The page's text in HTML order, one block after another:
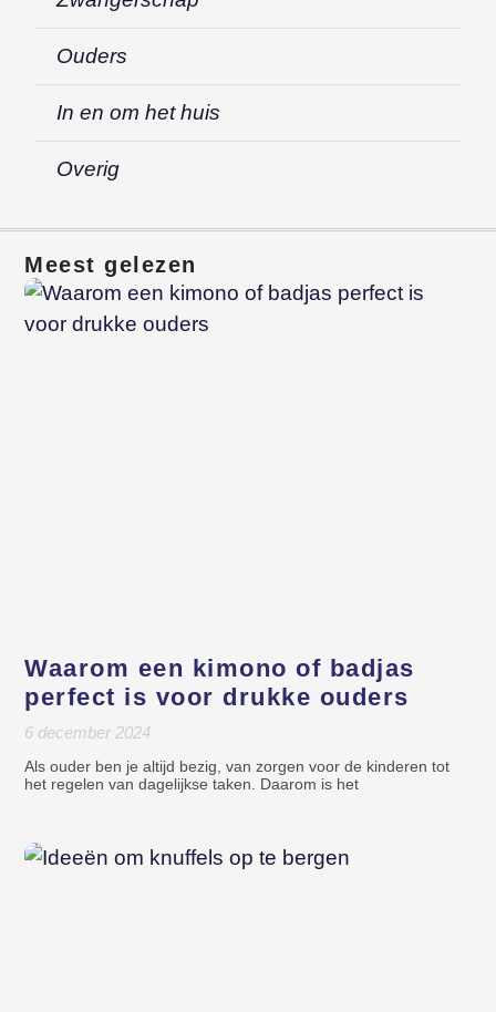
Ouders
In en om het huis
Overig
Meest gelezen
Waarom een kimono of badjas
perfect is voor drukke ouders
6 december 2024
Als ouder ben je altijd bezig, van zorgen voor de kinderen tot
het regelen van dagelijkse taken. Daarom is het